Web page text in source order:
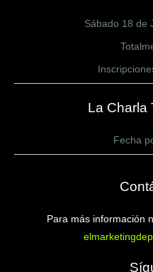
Sábado 18 de
La Charla
Fecha
Para más información